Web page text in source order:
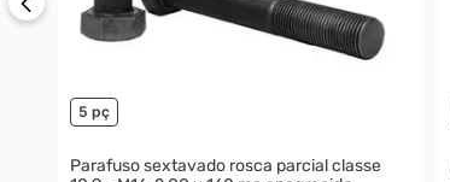
5 pç
Parafuso sextavado rosca parcial classe